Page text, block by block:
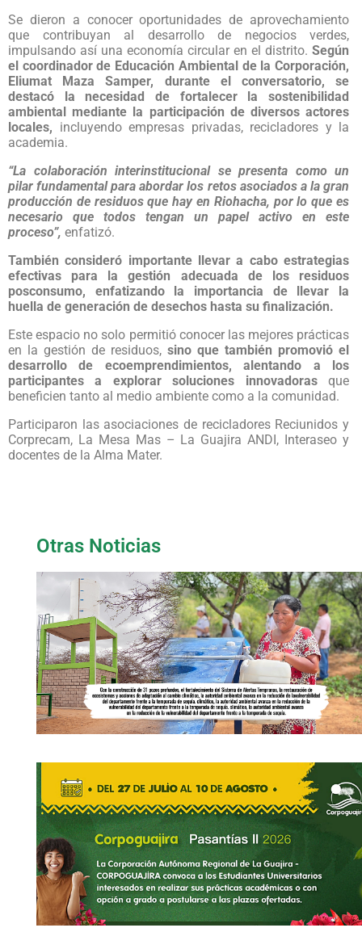
Se dieron a conocer oportunidades de aprovechamiento
que contribuyan al desarrollo de negocios verdes,
impulsando así una economía circular en el distrito. Según
el coordinador de Educación Ambiental de la Corporación,
Eliumat Maza Samper, durante el conversatorio, se
destacó la necesidad de fortalecer la sostenibilidad
ambiental mediante la participación de diversos actores
locales, incluyendo empresas privadas, recicladores y la
academia.
“La colaboración interinstitucional se presenta como un
pilar fundamental para abordar los retos asociados a la gran
producción de residuos que hay en Riohacha, por lo que es
necesario que todos tengan un papel activo en este
proceso”, enfatizó.
También consideró importante llevar a cabo estrategias
efectivas para la gestión adecuada de los residuos
posconsumo, enfatizando la importancia de llevar la
huella de generación de desechos hasta su finalización.
Este espacio no solo permitió conocer las mejores prácticas
en la gestión de residuos, sino que también promovió el
desarrollo de ecoemprendimientos, alentando a los
participantes a explorar soluciones innovadoras que
beneficien tanto al medio ambiente como a la comunidad.
Participaron las asociaciones de recicladores Reciunidos y
Corprecam, La Mesa Mas – La Guajira ANDI, Interaseo y
docentes de la Alma Mater.
Otras Noticias